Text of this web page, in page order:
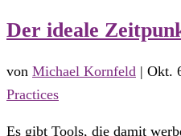
Der ideale
von Michael Kornfeld | Okt.
Practices
Es gibt Tools, die damit